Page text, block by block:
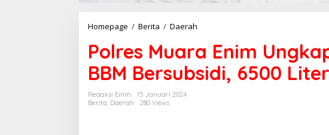
Homepage / Berita / Daerah
l
r
e
s
Polres Muara Enim
BBM Bersubsidi, 6500
Redaksi Enim
15 Januari 2024
Berita Daerah 280 Views